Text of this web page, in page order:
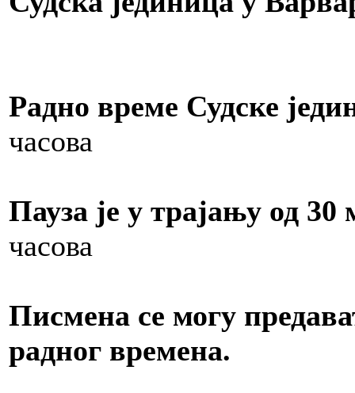
Радно време Судске
часова
Пауза је у трајању од
часова
Писмена се могу
радног времена.